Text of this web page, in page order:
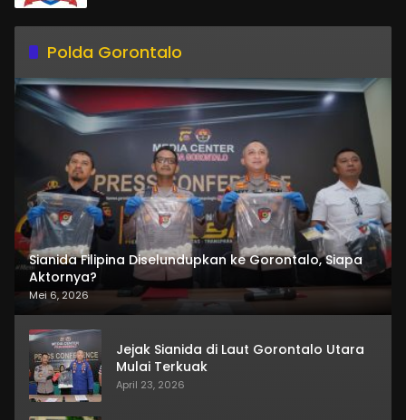
Polda Gorontalo
Sianida Filipina Diselundupkan ke Gorontalo, Siapa
Aktornya?
Mei 6, 2026
Jejak Sianida di Laut Gorontalo Utara
Mulai Terkuak
April 23, 2026